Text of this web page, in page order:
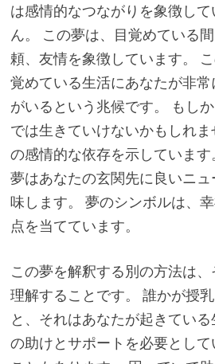
は感情的なつながりを象徴し
ん。 この夢は、目覚めている
頼、友情を象徴しています。
覚めている生活にあなたが非
がいるという兆候です。 もし
では生きていけないかもしれ
の感情的な依存を示していま
夢はあなたの玄関先に良いニ
味します。 夢のシンボルは、
点を当てています。
この夢を解釈する別の方法は
理解することです。 誰かが授
と、それはあなたが起きてい
の助けとサポートを必要とし